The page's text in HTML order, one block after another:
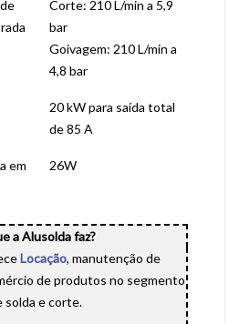
Corte: 210 L/min a 5,9
bar
Goivagem: 210 L/min a
4,8 bar
20 kW para saída total
de 85 A
em
26W
a Alusolda faz?
Locação, manutenção de
de produtos no segmento
solda e corte.